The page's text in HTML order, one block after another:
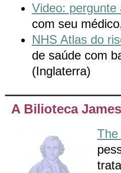
Video: pergunte
com seu
NHS Atlas do
de saúde com
(Inglaterra)
A Bilioteca
The